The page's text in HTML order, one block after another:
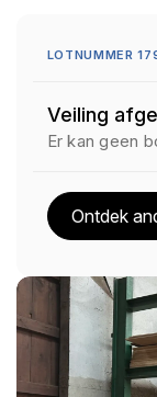
LOTNUMMER
Veiling
Er kan geen
Ontdek